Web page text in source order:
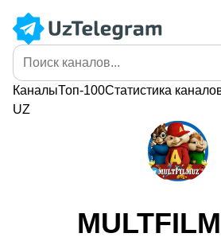
КаналыТоп-100Статистика
UZ